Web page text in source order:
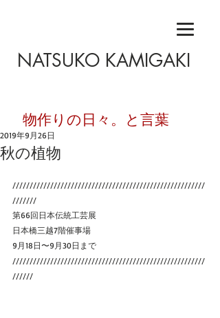
NATSUKO KAMIGAKI
​物作りの日々。と言葉
秋の植物
2019年9月26日
////////////////////////////////////////////////////////
///////
第66回日本伝統工芸展
日本橋三越7階催事場
9月18日〜9月30日まで
////////////////////////////////////////////////////////
//////